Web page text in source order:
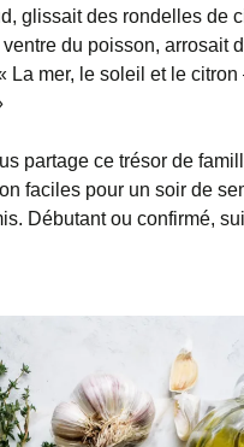
glissait des rondelles de
du poisson, arrosait
La mer, le soleil et le
partage ce trésor de
faciles pour un soir de
Débutant ou confirmé,